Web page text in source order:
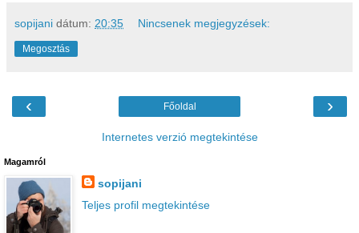
sopijani dátum: 20:35 Nincsenek megjegyzések:
Megosztás
‹ ›
Főoldal
Internetes verzió megtekintése
Magamról
sopijani
Teljes profil megtekintése